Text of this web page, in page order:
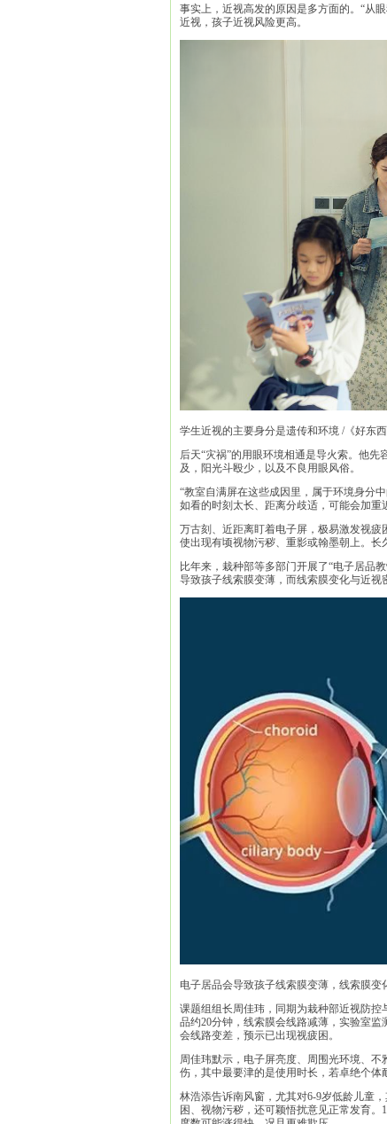
事实上，近视高发的原因是多方面的。“从
近视，孩子近视风险更高。
学生近视的主要身分是遗传和环境 /《好东
后天“灾祸”的用眼环境相通是导火索。他
及，阳光斗殴少，以及不良用眼风俗。
“教室自满屏在这些成因里，属于环境身分
如看的时刻太长、距离分歧适，可能会加重
万古刻、近距离盯着电子屏，极易激发视
使出现有顷视物污秽、重影或翰墨朝上。长
比年来，栽种部等多部门开展了“电子居品
导致孩子线索膜变薄，而线索膜变化与近视
电子居品会导致孩子线索膜变薄，线索膜变
课题组组长周佳玮，同期为栽种部近视防
品约20分钟，线索膜会线路减薄，实验室
会线路变差，预示已出现视疲困。
周佳玮默示，电子屏亮度、周围光环境、
伤，其中最要津的是使用时长，若卓绝个体
林浩添告诉南风窗，尤其对6-9岁低龄儿童
困、视物污秽，还可颖悟扰意见正常发育